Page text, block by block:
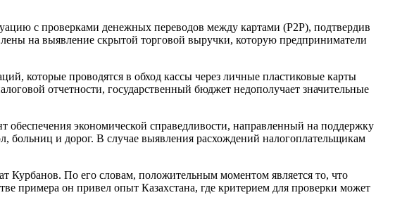
с проверками денежных переводов между картами (P2P), подтвердив
на выявление скрытой торговой выручки, которую предприниматели
которые проводятся в обход кассы через личные пластиковые карты
отчетности, государственный бюджет недополучает значительные
обеспечения экономической справедливости, направленный на поддержку
больниц и дорог. В случае выявления расхождений налогоплательщикам
Курбанов. По его словам, положительным моментом является то, что
примера он привел опыт Казахстана, где критерием для проверки может